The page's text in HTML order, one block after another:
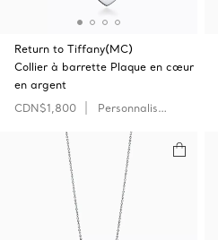
Return to Tiffany(MC)
Collier à barrette Plaque en cœur
en argent
CDN$1,800
Personnaliser